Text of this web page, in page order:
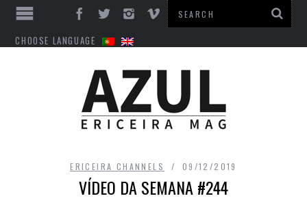
CHOOSE LANGUAGE
ERICEIRA CHANNELS 09/12/2019
VÍDEO DA SEMANA #244